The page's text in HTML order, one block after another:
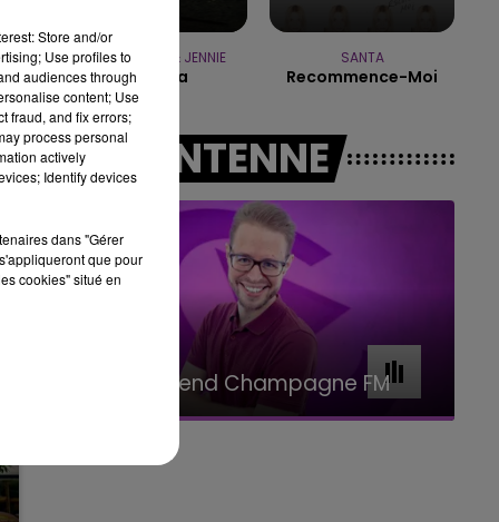
BEST OF
TAME IMPALA & JENNIE
Dracula
SANTA
Recommence-Moi
A L'ANTENNE
Le week-end Champagne FM
Store and/or
Use profiles to
audiences through
content; Use
fraud, and fix errors;
process personal
actively
Identify devices
dans "Gérer
que pour
cookies" situé en